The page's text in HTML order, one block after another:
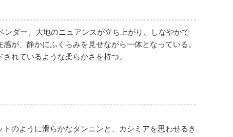
ダー、大地のニュアンスが立ち上がり、しなやかで
が、静かにふくらみを見せながら一体となっている。
れているような柔らかさを持つ。
のように滑らかなタンニンと、カシミアを思わせるき